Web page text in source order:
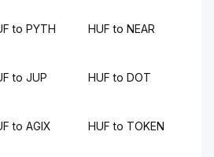
to PYTH HUF to NEAR
to JUP HUF to DOT
to AGIX HUF to TOKEN